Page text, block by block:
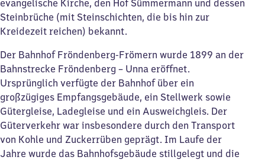
evangelische Kirche, den Hof Sümmermann und dessen
Steinbrüche (mit Steinschichten, die bis hin zur
Kreidezeit reichen) bekannt.
Der Bahnhof Fröndenberg-Frömern wurde 1899 an der
Bahnstrecke Fröndenberg – Unna eröffnet.
Ursprünglich verfügte der Bahnhof über ein
großzügiges Empfangsgebäude, ein Stellwerk sowie
Gütergleise, Ladegleise und ein Ausweichgleis. Der
Güterverkehr war insbesondere durch den Transport
von Kohle und Zuckerrüben geprägt. Im Laufe der
Jahre wurde das Bahnhofsgebäude stillgelegt und die